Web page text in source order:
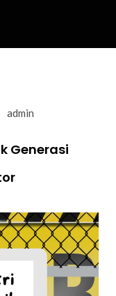
admin
Generasi